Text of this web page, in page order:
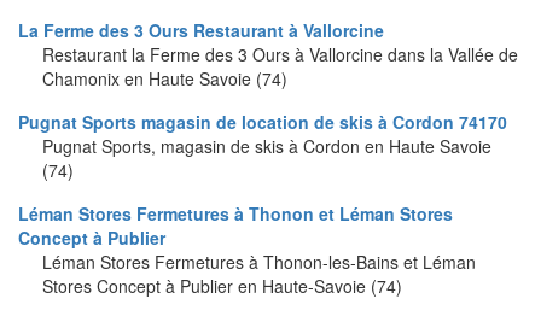
La Ferme des 3 Ours Restaurant à Vallorcine
Restaurant la Ferme des 3 Ours à Vallorcine dans la Vallée de
Chamonix en Haute Savoie (74)
Pugnat Sports magasin de location de skis à Cordon 74170
Pugnat Sports, magasin de skis à Cordon en Haute Savoie
(74)
Léman Stores Fermetures à Thonon et Léman Stores
Concept à Publier
Léman Stores Fermetures à Thonon-les-Bains et Léman
Stores Concept à Publier en Haute-Savoie (74)